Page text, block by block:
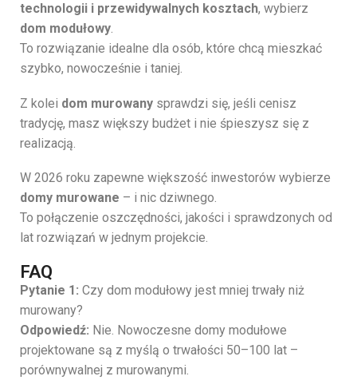
technologii i przewidywalnych kosztach, wybierz
dom modułowy.
To rozwiązanie idealne dla osób, które chcą mieszkać
szybko, nowocześnie i taniej.
Z kolei dom murowany sprawdzi się, jeśli cenisz
tradycję, masz większy budżet i nie śpieszysz się z
realizacją.
W 2026 roku zapewne większość inwestorów wybierze
domy murowane – i nic dziwnego.
To połączenie oszczędności, jakości i sprawdzonych od
lat rozwiązań w jednym projekcie.
FAQ
Pytanie 1: Czy dom modułowy jest mniej trwały niż
murowany?
Odpowiedź: Nie. Nowoczesne domy modułowe
projektowane są z myślą o trwałości 50–100 lat –
porównywalnej z murowanymi.